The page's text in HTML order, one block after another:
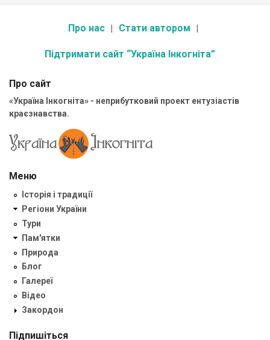
Про нас Стати автором
Підтримати сайт “Україна Інкогніта”
Про сайт
«Україна Інкогніта» - неприбутковий проект ентузіастів
краєзнавства.
Меню
Історія і традиції
Регіони України
Тури
Пам'ятки
Природа
Блог
Галереї
Відео
Закордон
Підпишіться